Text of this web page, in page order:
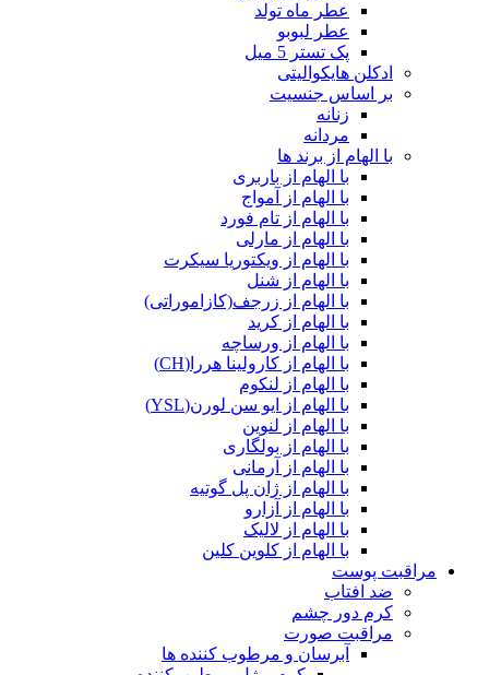
عطر ماه تولد
عطر لبوبو
پک تستر 5 میل
ادکلن هایکوالیتی
بر اساس جنسیت
زنانه
مردانه
با الهام از برند ها
با الهام از باربری
با الهام از آمواج
با الهام از تام فورد
با الهام از مارلی
با الهام از ویکتوریا سیکرت
با الهام از شنل
با الهام از زرجف(کازاموراتی)
با الهام از کرید
با الهام از ورساچه
با الهام از کارولینا هررا(CH)
با الهام از لنکوم
با الهام از ایو سن لورن(YSL)
با الهام از لنوین
با الهام از بولگاری
با الهام از آرمانی
با الهام از ژان پل گوتیه
با الهام از آزارو
با الهام از لالیک
با الهام از کلوین کلین
مراقبت پوست
ضد افتاب
کرم دور چشم
مراقبت صورت
آبرسان و مرطوب کننده ها